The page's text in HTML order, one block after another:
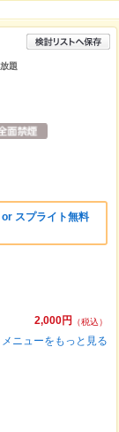
題
or スプライト無料
2,000円
（税込）
ニューをもっと見る